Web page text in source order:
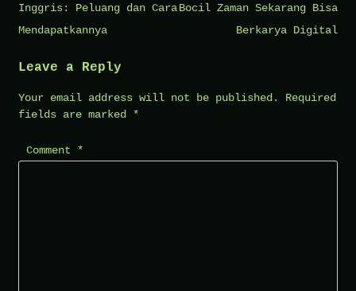
navigation
Inggris: Peluang dan Cara
Mendapatkannya
Bocil Zaman Sekarang Bisa
Berkarya Digital
Leave a Reply
Your email address will not be published.
Required
fields are marked *
Comment *